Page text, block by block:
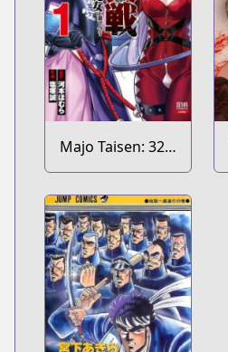
Majo Taisen: 32-
nin no Isai no
Majo wa
Koroshiau